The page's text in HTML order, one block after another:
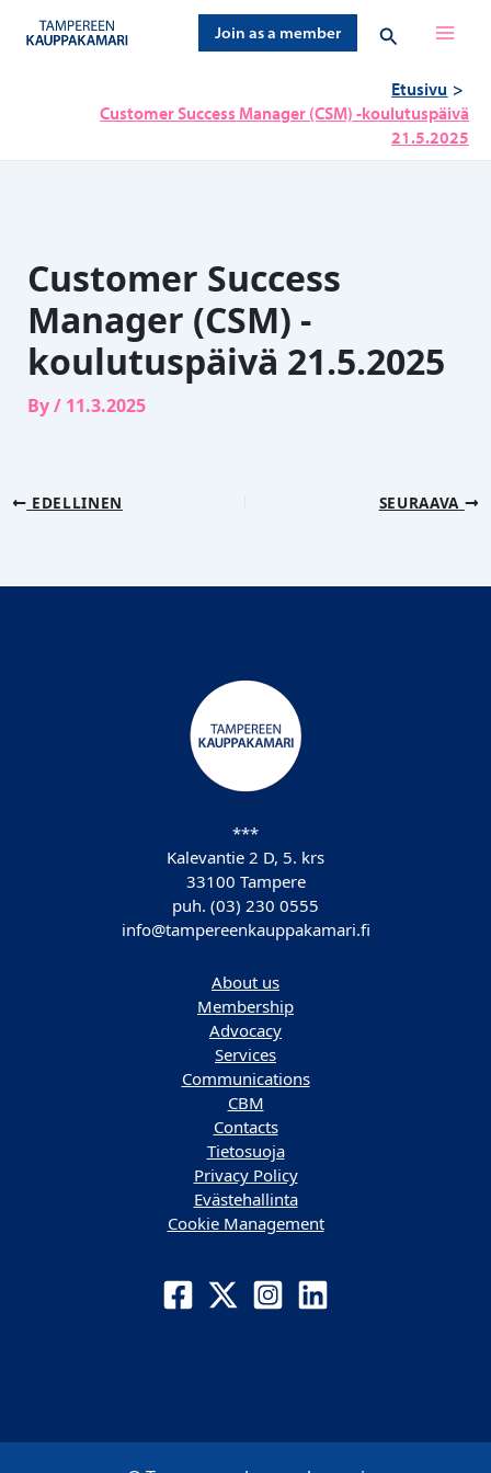
sisältöön
Join as a member Hae
Etusivu
Customer Success Manager (CSM) -koulutuspäivä
21.5.2025
Customer Success
Manager (CSM) -
koulutuspäivä 21.5.2025
By/ 11.3.2025
EDELLINEN SEURAAVA
***
Kalevantie 2 D, 5. krs
33100 Tampere
puh. (03) 230 0555
info@tampereenkauppakamari.fi
About us
Membership
Advocacy
Services
Communications
CBM
Contacts
Tietosuoja
Privacy Policy
Evästehallinta
Cookie Management